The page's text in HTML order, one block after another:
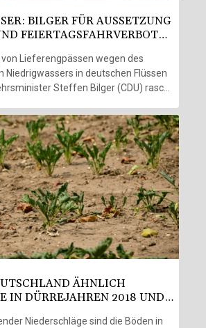
BILGER FÜR AUSSETZUNG
FEIERTAGSFAHRVERBOT
Lieferengpässen wegen des
Niedrigwassers in deutschen Flüssen
Steffen Bilger (CDU) rasch
werden können.
Situation gehe es auch um
wie die Aussetzung des
für Lkw", sagte Bilger
einem Spitzengespräch mit
in Bonn. Er werde "sehr kurzfristig
darüber sprechen".
ÄHNLICH
IN DÜRREJAHREN 2018 UND
Niederschläge sind die Böden in